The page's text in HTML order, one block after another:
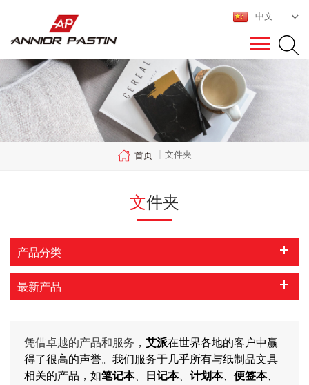
中文
首页 | 文件夹
文件夹
产品分类
最新产品
凭借卓越的产品和服务 ， 艾派在世界各地的客户中赢
得了很高的声誉。我们服务于几乎所有与纸制品文具
相关的产品，如笔记本、 日记本、 计划本、 便签本、